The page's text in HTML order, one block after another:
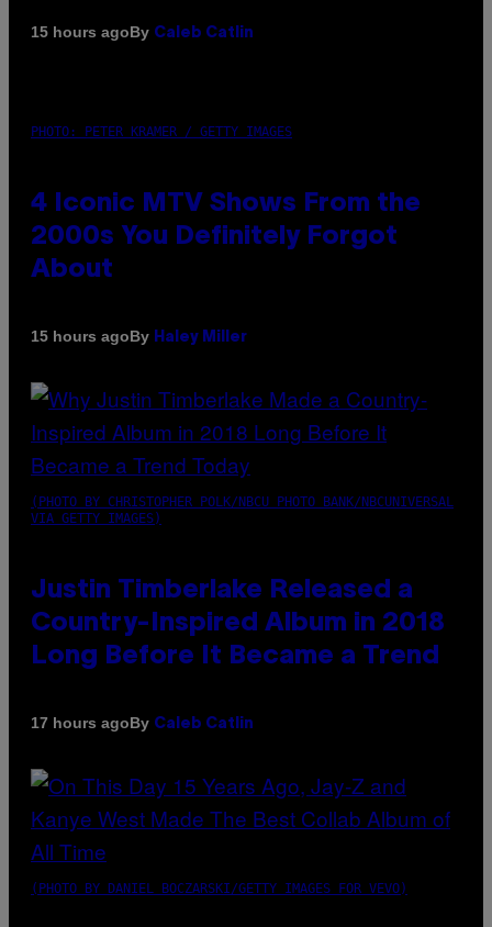
15 hours agoBy Caleb Catlin
PHOTO: PETER KRAMER / GETTY IMAGES
4 Iconic MTV Shows From the
2000s You Definitely Forgot
About
15 hours agoBy Haley Miller
(PHOTO BY CHRISTOPHER POLK/NBCU PHOTO BANK/NBCUNIVERSAL
VIA GETTY IMAGES)
Justin Timberlake Released a
Country-Inspired Album in 2018
Long Before It Became a Trend
17 hours agoBy Caleb Catlin
(PHOTO BY DANIEL BOCZARSKI/GETTY IMAGES FOR VEVO)